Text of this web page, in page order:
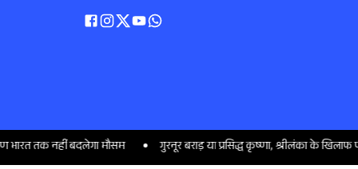
नहीं बदलेगा मौसम गुरनूर बराड़ या प्रसिद्ध कृष्णा, श्रीलंका के खिलाफ पहले